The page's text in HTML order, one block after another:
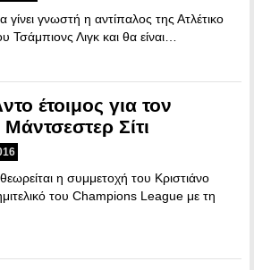
γνωστή η αντίπαλος της Ατλέτικο
Τσάμπιονς Λιγκ και θα είναι…
έτοιμος για τον
Μάντσεστερ Σίτι
η συμμετοχή του Κριστιάνο
του Champions League με τη